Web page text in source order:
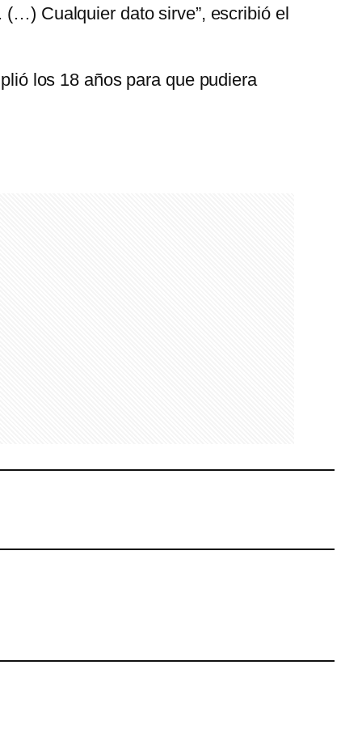
(…) Cualquier dato sirve”, escribió el
los 18 años para que pudiera